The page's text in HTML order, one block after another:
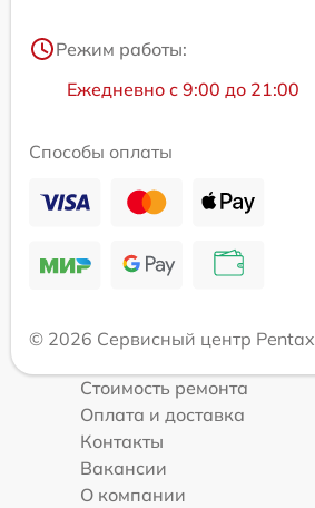
Режим работы:
Ежедневно с 9:00 до 21:00
Способы оплаты
© 2026 Сервисный центр Pentax
Стоимость ремонта
Оплата и доставка
Контакты
Вакансии
О компании